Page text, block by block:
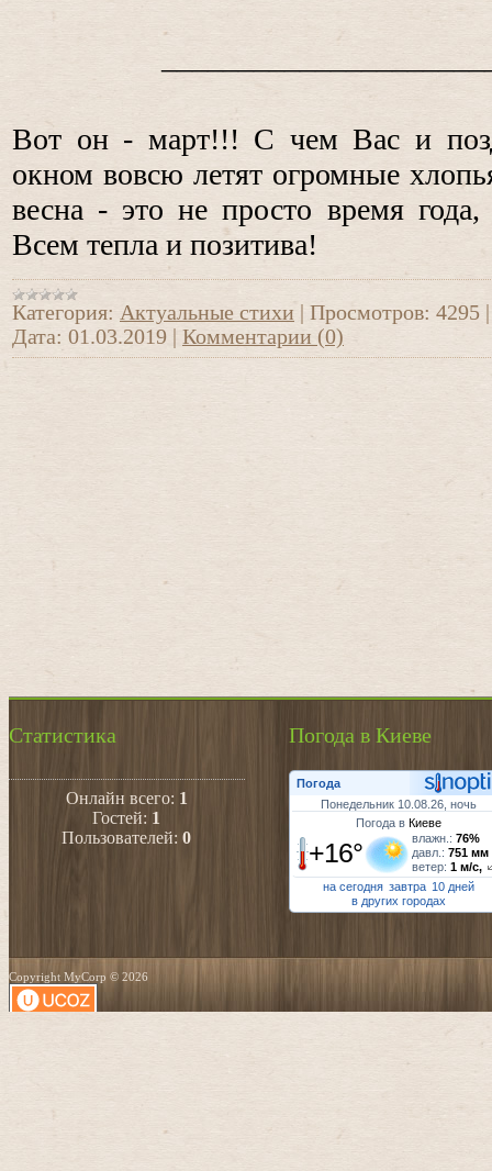
Вот он - март!!! С чем Вас и
окном вовсю летят огромные
весна - это не просто время
Всем тепла и позитива!
Категория: Актуальные стихи Просмотров: 4295
Дата: 01.03.2019 Комментарии (0)
Статистика
Онлайн всего: 1
Гостей: 1
Пользователей:0
Погода в Киеве
Погода
Понедельник 10.08.26, ночь
Погода вКиеве
+16° влажн.:76%
давл.:751 мм
ветер:1 м/с,
на сегодня завтра 10 дней
в других городах
Copyright MyCorp © 2026